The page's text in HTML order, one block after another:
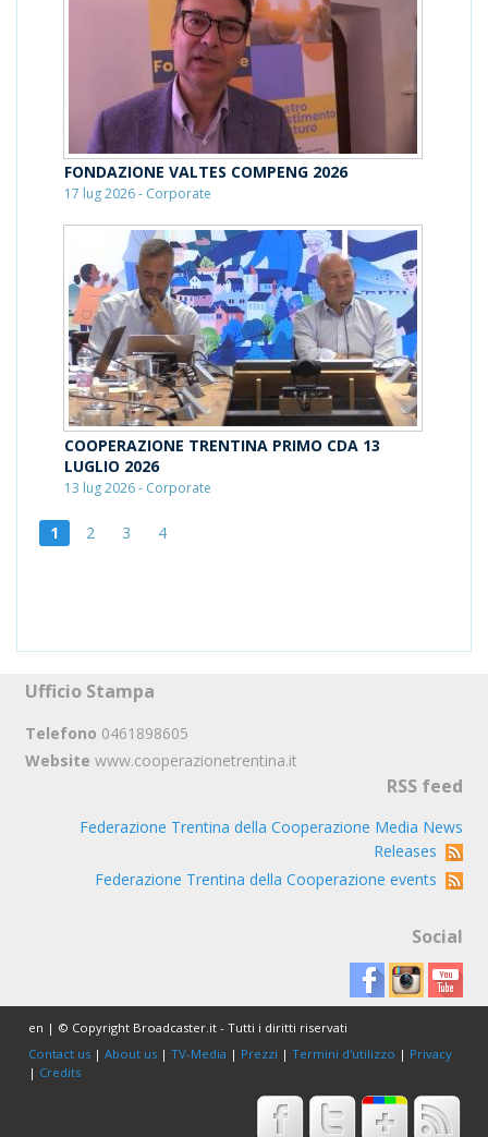
FONDAZIONE VALTES COMPENG 2026
17 lug 2026 - Corporate
COOPERAZIONE TRENTINA PRIMO CDA 13
LUGLIO 2026
13 lug 2026 - Corporate
1 2 3 4
Ufficio Stampa
Telefono 0461898605
Website www.cooperazionetrentina.it
RSS feed
Federazione Trentina della Cooperazione Media News
Releases
Federazione Trentina della Cooperazione events
Social
en | © Copyright Broadcaster.it - Tutti i diritti riservati
Contact us |About us |TV-Media | Prezzi |Termini d'utilizzo | Privacy
| Credits